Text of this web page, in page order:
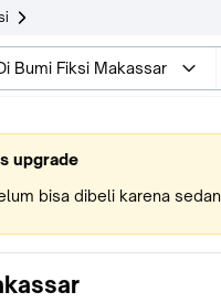
Bumi Fiksi Makassar
upgrade
bisa dibeli karena